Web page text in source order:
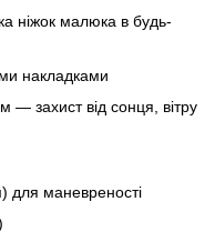
ніжок малюка в будь-
накладками
захист від сонця, вітру
для маневреності